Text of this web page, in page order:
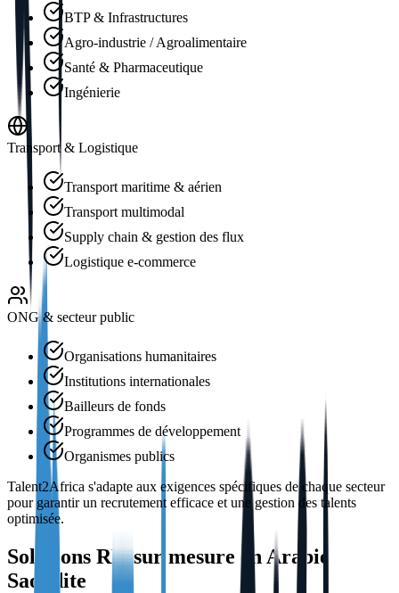
BTP & Infrastructures
Agro-industrie / Agroalimentaire
Santé & Pharmaceutique
Ingénierie
Transport & Logistique
Transport maritime & aérien
Transport multimodal
Supply chain & gestion des flux
Logistique e-commerce
ONG & secteur public
Organisations humanitaires
Institutions internationales
Bailleurs de fonds
Programmes de développement
Organismes publics
Talent2Africa s'adapte aux exigences spécifiques de chaque secteur
pour garantir un recrutement efficace et une gestion des talents
optimisée.
Solutions RH sur mesure en Arabie
Saoudite